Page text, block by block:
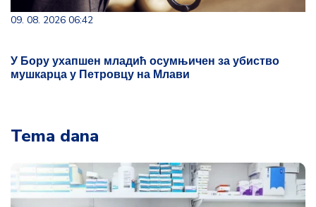
09. 08. 2026 06:42
У Бору ухапшен младић осумњичен за убиство
мушкарца у Петровцу на Млави
Tema dana